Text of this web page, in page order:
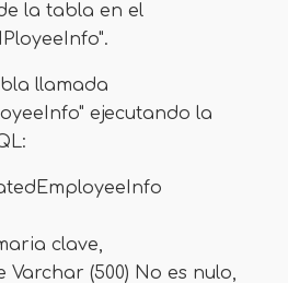
la tabla en el
llamada
ejecutando la
clave,
Varchar (500) No es nulo,